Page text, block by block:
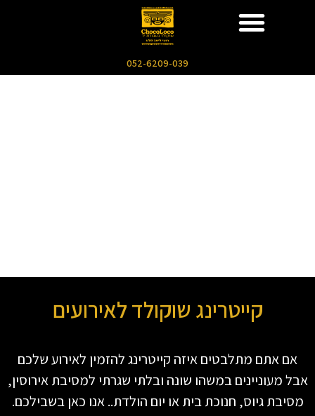
052-6209-039
קייטרינג שוקולד לאירועים
אם אתם מתלבטים איזה קייטרינג להזמין לאירוע שלכם
אבל מעוניינים במשהו שונה ובלתי שגרתי למסיבת אירוסין,
מסיבת גיוס, חנוכת בית או יום הולדת.. אנו כאן בשבילכם.